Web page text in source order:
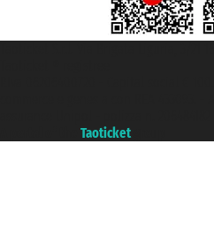
Taoticket